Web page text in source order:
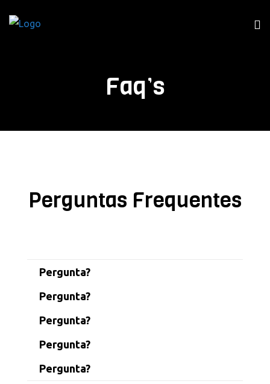
Faq’s
Perguntas Frequentes
Pergunta?
Pergunta?
Pergunta?
Pergunta?
Pergunta?